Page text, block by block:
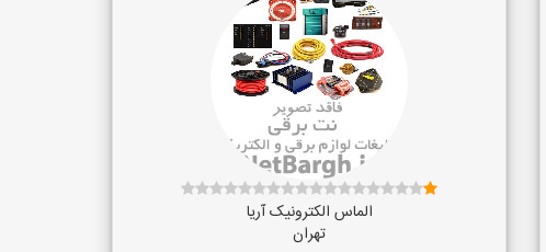
الماس الکترونیک آریا
تهران